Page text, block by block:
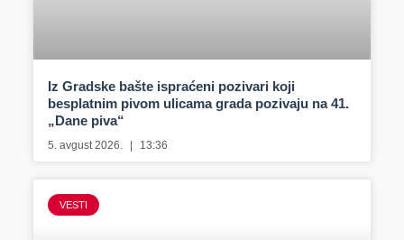
Iz Gradske bašte ispraćeni pozivari koji
besplatnim pivom ulicama grada pozivaju na 41.
„Dane piva“
5. avgust 2026. 13:36
VESTI